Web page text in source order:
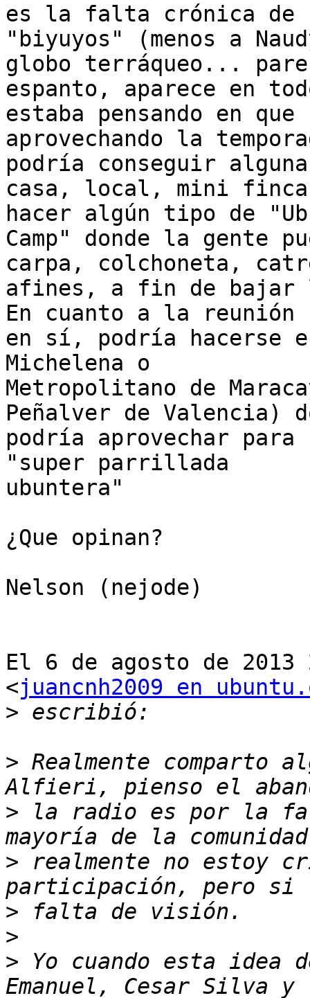
es la falta crónica de
"biyuyos" (menos a
globo terráqueo...
espanto, aparece en
estaba pensando en que
aprovechando la
podría conseguir alguna
casa, local, mini finca,
hacer algún tipo de
Camp" donde la gente
carpa, colchoneta,
afines, a fin de bajar
En cuanto a la reunión
en sí, podría hacerse
Michelena o
Metropolitano de
Peñalver de Valencia)
podría aprovechar
"super parrillada
ubuntera"
¿Que opinan?
Nelson (nejode)
El 6 de agosto de 2013
<juancnh2009 en
>
> Realmente comparto
> la radio es por la
> realmente no estoy
>
>
> Yo cuando esta idea